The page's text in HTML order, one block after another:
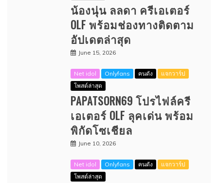
น้องนุ่น ลลดา ครีเอเตอร์
OLF พร้อมช่องทางติดตาม
อัปเดตล่าสุด
June 15, 2026
Net idol Onlyfans คนดัง
แจกวาร์ป
โพสต์ล่าสุด
PAPATSORN69 โปรไฟล์ครี
เอเตอร์ OLF ลุคเด่น พร้อม
พิกัดโซเชียล
June 10, 2026
Net idol Onlyfans คนดัง
แจกวาร์ป
โพสต์ล่าสุด